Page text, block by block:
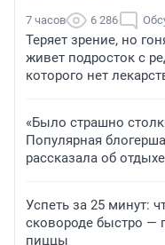
7 часов 6 286
Теряет зрение, но
живет подросток с
которого нет
«Было страшно
Популярная
рассказала об
Успеть за 25 минут:
сковороде быстро —
пиццы